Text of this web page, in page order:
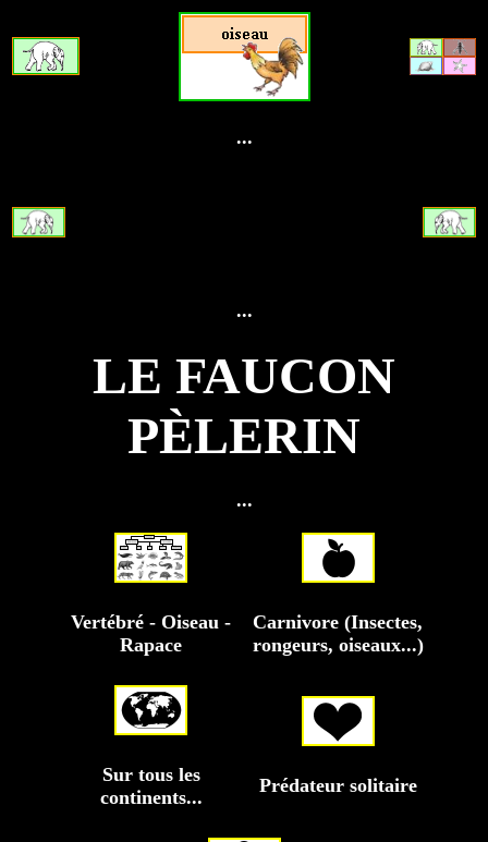
...
...
LE FAUCON
PÈLERIN
...
Vertébré - Oiseau -
Rapace
Carnivore (Insectes,
rongeurs, oiseaux...)
Sur tous les
continents...
Prédateur solitaire